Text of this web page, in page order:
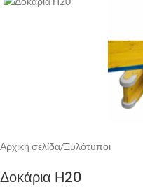
Αρχική σελίδα/Ξυλότυποι
Δοκάρια Η20